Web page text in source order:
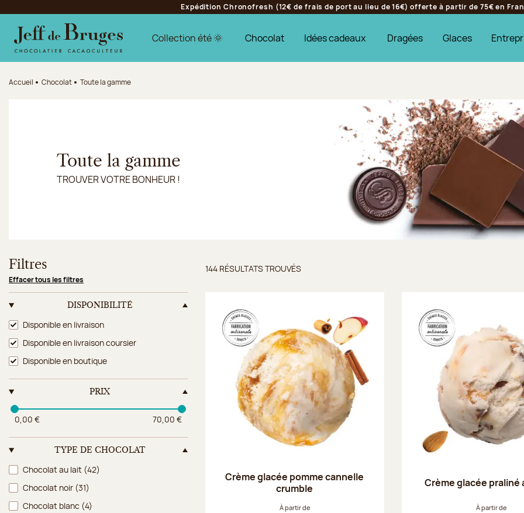
Aller au contenu principal
Aller au pied de page
Expédition Chronofresh (12€ de frais de port au lieu de 16€) offerte à partir de 75€ en
Collection été 🌞 Chocolat Idées cadeaux Dragées Glaces
Accueil Chocolat Toute la gamme
Toute la gamme
TROUVER VOTRE BONHEUR !
Filtres
Effacer tous les filtres
DISPONIBILITÉ
Disponibilité
Disponible en livraison
Disponible en livraison coursier
Disponible en boutique
PRIX
0,00 € 70,00 €
TYPE DE CHOCOLAT
Type de chocolat
Chocolat au lait (42)
Chocolat noir (31)
Chocolat blanc (4)
Résultats trouvés
144 RÉSULTATS TROUVÉS
Crème glacée pomme cannelle
crumble
À partir de
Crème glacée praliné
À partir de